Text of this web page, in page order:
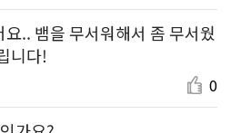
.. 뱀을 무서워해서 좀 무서웠
니다!
0